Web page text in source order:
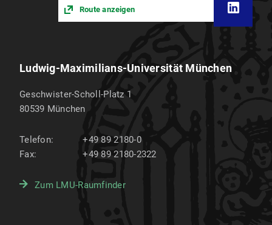
Route anzeigen
Ludwig-Maximilians-Universität München
Geschwister-Scholl-Platz 1
80539 München
Telefon:
+49 89 2180-0
Fax:
+49 89 2180-2322
Zum LMU-Raumfinder